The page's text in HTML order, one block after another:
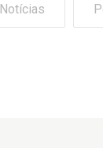
Notícias